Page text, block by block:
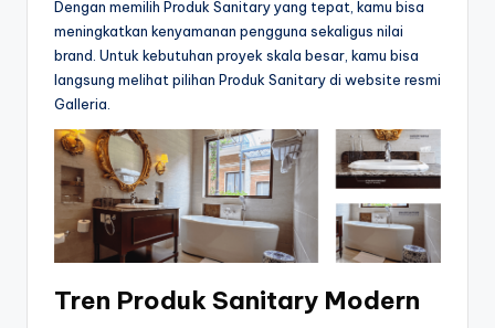
Dengan memilih Produk Sanitary yang tepat, kamu bisa
meningkatkan kenyamanan pengguna sekaligus nilai
brand. Untuk kebutuhan proyek skala besar, kamu bisa
langsung melihat pilihan Produk Sanitary di website resmi
Galleria.
Tren Produk Sanitary Modern